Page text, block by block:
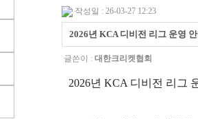
작성일 : 26-03-27 12:23
2026년 KCA 디비전 리그 운영
글쓴이 : 대한크리켓협회
2026년 KCA 디비전 리그